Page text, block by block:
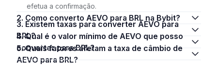
efetua a confirmação.
2. Como converto AEVO para BRL na Bybit?
3. Existem taxas para converter AEVO para
BRL?
4. Qual é o valor mínimo de AEVO que posso
converter para BRL?
5. Quais fatores afetam a taxa de câmbio de
AEVO para BRL?